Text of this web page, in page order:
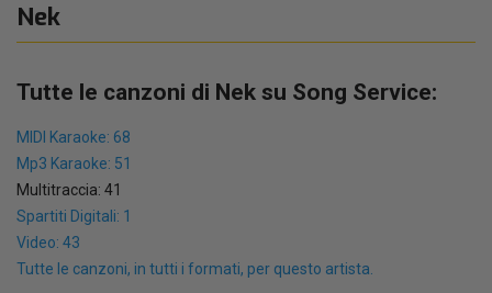
Nek
Tutte le canzoni di Nek su Song Service:
MIDI Karaoke: 68
Mp3 Karaoke: 51
Multitraccia: 41
Spartiti Digitali: 1
Video: 43
Tutte le canzoni, in tutti i formati, per questo artista.